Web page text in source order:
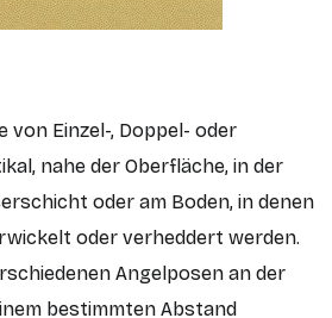
von Einzel-, Doppel- oder
nahe der Oberfläche, in der
oder am Boden, in denen
oder verheddert werden.
Angelposen an der
bestimmten Abstand